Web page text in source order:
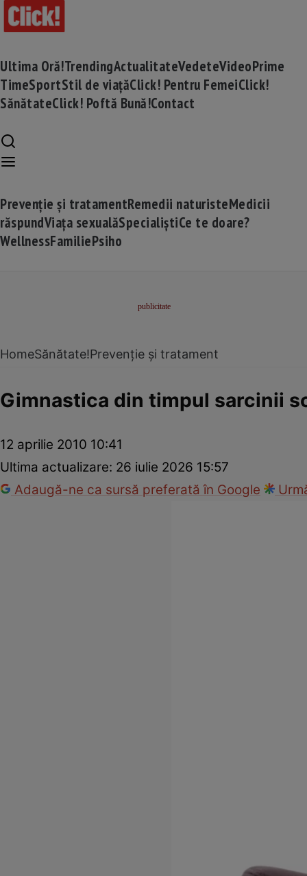
Ultima Oră!TrendingActualitateVedeteVideoPrime
TimeSportStil de viațăClick! Pentru FemeiClick!
SănătateClick! Poftă Bună!Contact
Prevenție și tratamentRemedii naturisteMedicii
răspundViața sexualăSpecialiștiCe te doare?
WellnessFamiliePsiho
HomeSănătate!Prevenție și tratament
Gimnastica din timpul sarcinii
12 aprilie 2010 10:41
Ultima actualizare: 26 iulie 2026 15:57
Adaugă-ne ca sursă preferată în Google